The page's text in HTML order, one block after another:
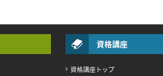
資格講座
資格講座トップ